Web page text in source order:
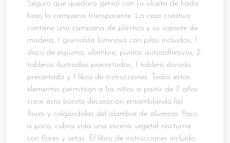
Seguro que quedará genial con su silueta de hada
bajo la campana transparente. La caja creativa
contiene una campana de plástico y su soporte de
madera, 1 guirnalda luminosa con pilas incluidas, 1
disco de espuma, alambre, puntos autoadhesivos, 2
tableros ilustrados precortados, 1 tablero dorado
precortado y 1 libro de instrucciones. Todos estos
elementos permitirán a los niños a partir de 7 años
crear esta bonita decoración ensamblando las
flores y colgándolas del alambre de aluminio. Poco
a poco, cobra vida una escena vegetal nocturna
con flores y setas. El libro de instrucciones incluido